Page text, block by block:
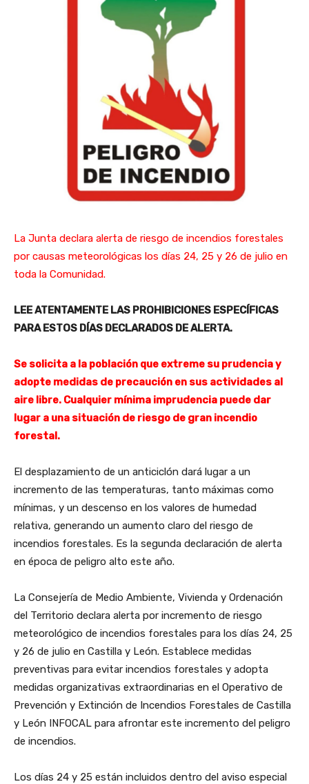
La Junta declara alerta de riesgo de incendios forestales
por causas meteorológicas los días 24, 25 y 26 de julio en
toda la Comunidad.
LEE ATENTAMENTE LAS PROHIBICIONES ESPECÍFICAS
PARA ESTOS DÍAS DECLARADOS DE ALERTA.
Se solicita a la población que extreme su prudencia y
adopte medidas de precaución en sus actividades al
aire libre. Cualquier mínima imprudencia puede dar
lugar a una situación de riesgo de gran incendio
forestal.
El desplazamiento de un anticiclón dará lugar a un
incremento de las temperaturas, tanto máximas como
mínimas, y un descenso en los valores de humedad
relativa, generando un aumento claro del riesgo de
incendios forestales. Es la segunda declaración de alerta
en época de peligro alto este año.
La Consejería de Medio Ambiente, Vivienda y Ordenación
del Territorio declara alerta por incremento de riesgo
meteorológico de incendios forestales para los días 24, 25
y 26 de julio en Castilla y León. Establece medidas
preventivas para evitar incendios forestales y adopta
medidas organizativas extraordinarias en el Operativo de
Prevención y Extinción de Incendios Forestales de Castilla
y León INFOCAL para afrontar este incremento del peligro
de incendios.
Los días 24 y 25 están incluidos dentro del aviso especial